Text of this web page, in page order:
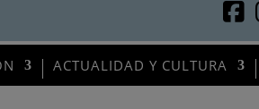
ACTUALIDAD Y CULTURA